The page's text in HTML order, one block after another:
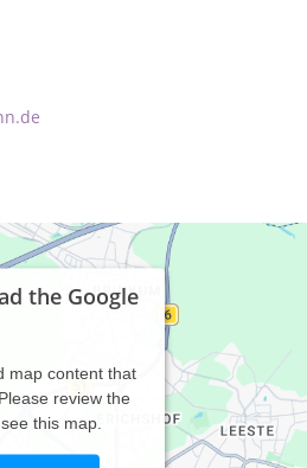
the Google
map content that
review the
this map.